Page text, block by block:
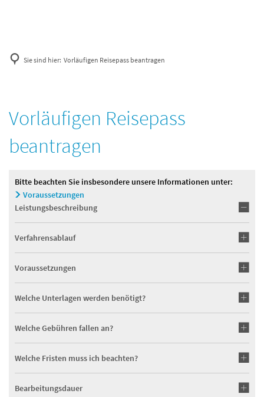
Sie sind hier: Vorläufigen Reisepass beantragen
Vorläufigen Reisepass
beantragen
Bitte beachten Sie insbesondere unsere Informationen unter:
Voraussetzungen
Leistungsbeschreibung
Verfahrensablauf
Voraussetzungen
Welche Unterlagen werden benötigt?
Welche Gebühren fallen an?
Welche Fristen muss ich beachten?
Bearbeitungsdauer